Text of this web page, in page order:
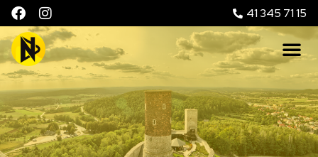
41 345 71 15